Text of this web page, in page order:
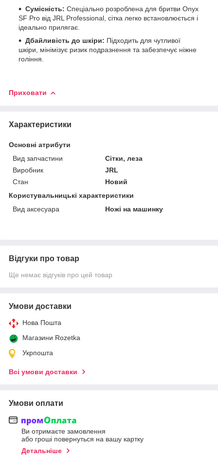
Сумісність: Спеціально розроблена для бритви Onyx
SF Pro від JRL Professional, сітка легко встановлюється і
ідеально прилягає.
Дбайливість до шкіри: Підходить для чутливої ​​
шкіри, мінімізує ризик подразнення та забезпечує ніжне
гоління.
Приховати
Характеристики
Основні атрибути
Вид запчастини
Сітки, леза
Виробник
JRL
Стан
Новий
Користувальницькі характеристики
Вид аксесуара
Ножі на машинку
Відгуки про товар
Ще немає відгуків про цей товар
Умови доставки
Нова Пошта
Магазини Rozetka
Укрпошта
Всі умови доставки
Умови оплати
Ви отримаєте замовлення
або гроші повернуться на вашу картку
Детальніше